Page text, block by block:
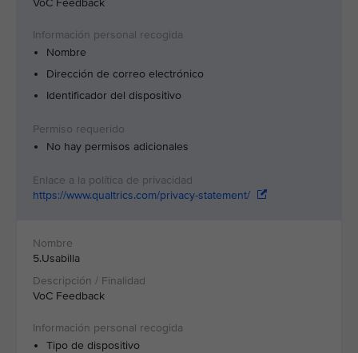
VoC Feedback
Nombre
Dirección de correo electrónico
Identificador del dispositivo
No hay permisos adicionales
https://www.qualtrics.com/privacy-statement/
5.Usabilla
VoC Feedback
Tipo de dispositivo